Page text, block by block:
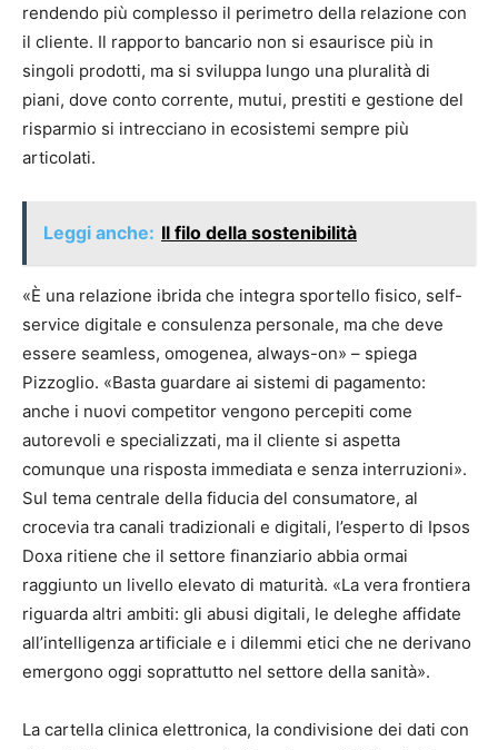
rendendo più complesso il perimetro della relazione con
il cliente. Il rapporto bancario non si esaurisce più in
singoli prodotti, ma si sviluppa lungo una pluralità di
piani, dove conto corrente, mutui, prestiti e gestione del
risparmio si intrecciano in ecosistemi sempre più
articolati.
Leggi anche: Il filo della sostenibilità
«È una relazione ibrida che integra sportello fisico, self-
service digitale e consulenza personale, ma che deve
essere seamless, omogenea, always-on» – spiega
Pizzoglio. «Basta guardare ai sistemi di pagamento:
anche i nuovi competitor vengono percepiti come
autorevoli e specializzati, ma il cliente si aspetta
comunque una risposta immediata e senza interruzioni».
Sul tema centrale della fiducia del consumatore, al
crocevia tra canali tradizionali e digitali, l’esperto di Ipsos
Doxa ritiene che il settore finanziario abbia ormai
raggiunto un livello elevato di maturità. «La vera frontiera
riguarda altri ambiti: gli abusi digitali, le deleghe affidate
all’intelligenza artificiale e i dilemmi etici che ne derivano
emergono oggi soprattutto nel settore della sanità».
La cartella clinica elettronica, la condivisione dei dati con